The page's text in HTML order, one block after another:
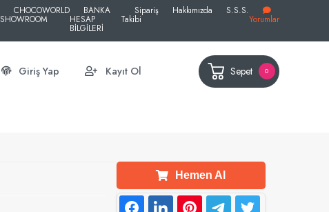
CHOCOWORLD
SHOWROOM
BANKA
HESAP
BİLGİLERİ
Sipariş
Takibi
Hakkımızda S.S.S.
Yorumlar
Giriş Yap Kayıt Ol Sepet 0
Hemen Al